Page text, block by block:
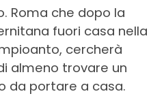
Roma che dopo la
fuori casa nella
cercherà
almeno trovare un
da portare a casa.